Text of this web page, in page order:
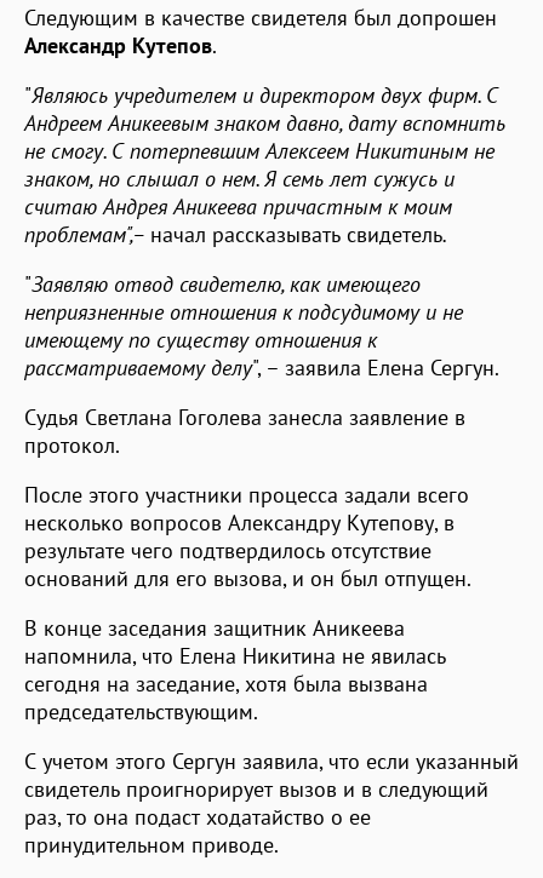
Следующим в качестве свидетеля был допрошен
Александр Кутепов.
"Являюсь учредителем и директором двух фирм. С
Андреем Аникеевым знаком давно, дату вспомнить
не смогу. С потерпевшим Алексеем Никитиным не
знаком, но слышал о нем. Я семь лет сужусь и
считаю Андрея Аникеева причастным к моим
проблемам",– начал рассказывать свидетель.
"Заявляю отвод свидетелю, как имеющего
неприязненные отношения к подсудимому и не
имеющему по существу отношения к
рассматриваемому делу", – заявила Елена Сергун.
Судья Светлана Гоголева занесла заявление в
протокол.
После этого участники процесса задали всего
несколько вопросов Александру Кутепову, в
результате чего подтвердилось отсутствие
оснований для его вызова, и он был отпущен.
В конце заседания защитник Аникеева
напомнила, что Елена Никитина не явилась
сегодня на заседание, хотя была вызвана
председательствующим.
С учетом этого Сергун заявила, что если указанный
свидетель проигнорирует вызов и в следующий
раз, то она подаст ходатайство о ее
принудительном приводе.